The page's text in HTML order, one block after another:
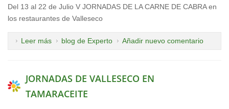
Del 13 al 22 de Julio V JORNADAS DE LA CARNE DE CABRA en
los restaurantes de Valleseco
Leer más sobre V JORNADAS GASTRONÓMICAS DE LA
CARNE DE CABRA
blog de Experto Añadir nuevo comentario
JORNADAS DE VALLESECO EN
TAMARACEITE